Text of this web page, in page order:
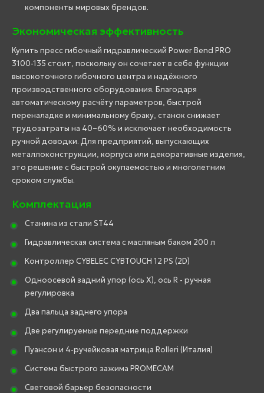
компоненты мировых брендов.
Экономическая эффективность
Купить пресс гибочный гидравлический Power Bend PRO
3100-135 стоит, поскольку он сочетает в себе функции
высокоточного гибочного центра и надёжного
производственного оборудования. Благодаря
автоматическому расчёту параметров, быстрой
переналадке и минимальному браку, станок снижает
трудозатраты на 40–60% и исключает необходимость
ручной доводки. Для предприятий, выпускающих
металлоконструкции, корпуса или декоративные изделия,
это решение с быстрой окупаемостью и многолетним
сроком службы.
Комплектация
Станина из стали ST44
Гидравлическая система с масляным баком 200 л
Контроллер CYBELEC CYBTOUCH 12 PS (2D)
Одноосевой задний упор (ось X), ось R - ручная
регулировка
Два пальца заднего упора
Две регулируемые передние поддержки
Пуансон и 4-ручейковая матрица Rolleri (Италия)
Система быстрого зажима PROMECAM
Световой барьер безопасности